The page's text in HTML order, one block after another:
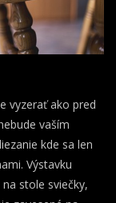
vyzerať ako pred
vaším
kde sa len
Výstavku
stole sviečky,